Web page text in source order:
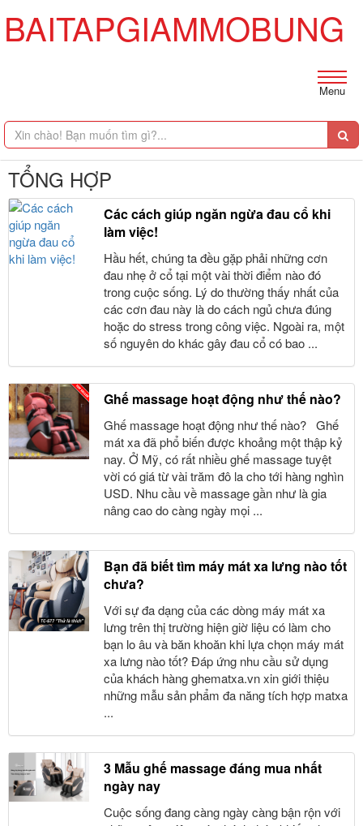
BAITAPGIAMMOBUNG
Menu
TỔNG HỢP
Các cách giúp ngăn ngừa đau cổ khi
làm việc!
Hầu hết, chúng ta đều gặp phải những cơn
đau nhẹ ở cổ tại một vài thời điểm nào đó
trong cuộc sống. Lý do thường thấy nhất của
các cơn đau này là do cách ngủ chưa đúng
hoặc do stress trong công việc. Ngoài ra, một
số nguyên do khác gây đau cổ có bao ...
Ghế massage hoạt động như thế nào?
Ghế massage hoạt động như thế nào? Ghế
mát xa đã phổ biến được khoảng một thập kỷ
nay. Ở Mỹ, có rất nhiều ghế massage tuyệt
vời có giá từ vài trăm đô la cho tới hàng nghìn
USD. Nhu cầu về massage gần như là gia
nâng cao do càng ngày mọi ...
Bạn đã biết tìm máy mát xa lưng nào tốt
chưa?
Với sự đa dạng của các dòng máy mát xa
lưng trên thị trường hiện giờ liệu có làm cho
bạn lo âu và băn khoăn khi lựa chọn máy mát
xa lưng nào tốt? Đáp ứng nhu cầu sử dụng
của khách hàng ghematxa.vn xin giới thiệu
những mẫu sản phẩm đa năng tích hợp matxa
...
3 Mẫu ghế massage đáng mua nhất
ngày nay
Cuộc sống đang càng ngày càng bận rộn với